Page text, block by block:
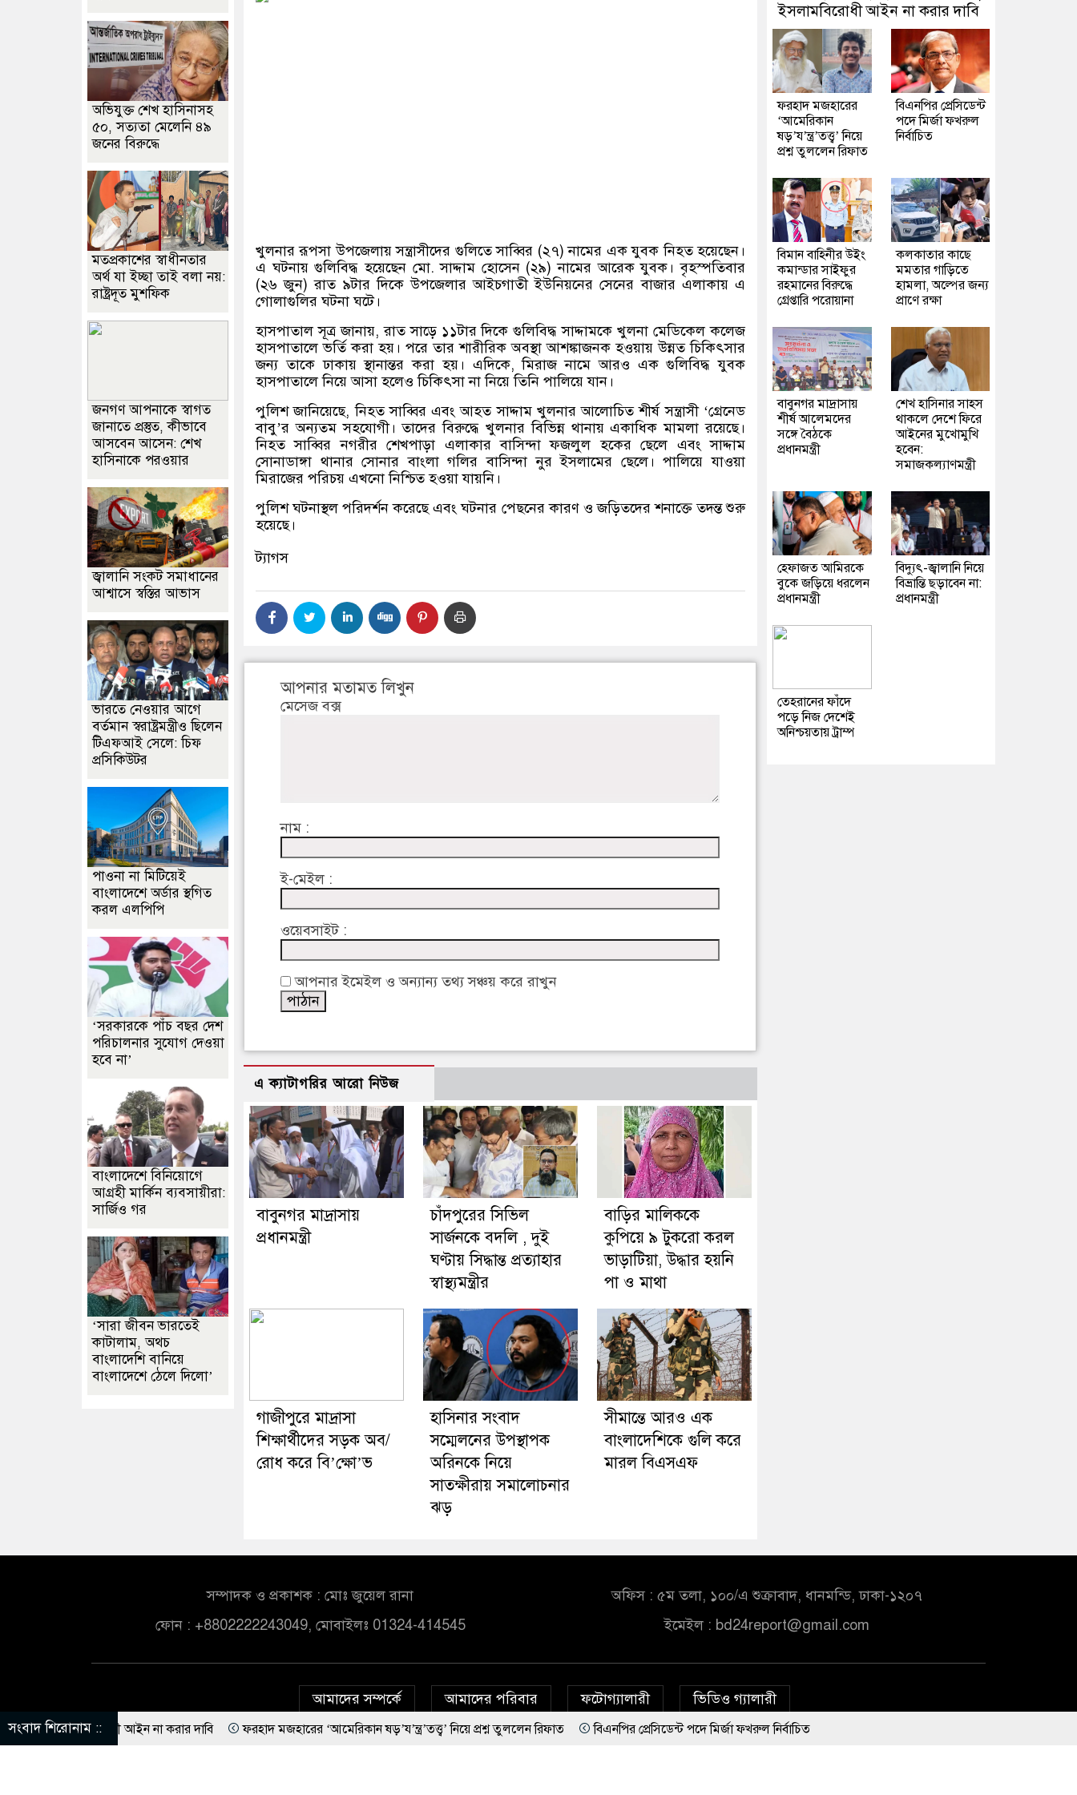
খুলনার রূপসা উপজেলায় সন্ত্রাসীদের গুলিতে সাব্বির (২৭) নামের এক যুবক নিহত হয়েছেন।
এ ঘটনায় গুলিবিদ্ধ হয়েছেন মো. সাদ্দাম হোসেন (২৯) নামের আরেক যুবক। বৃহস্পতিবার
(২৬ জুন) রাত ৯টার দিকে উপজেলার আইচগাতী ইউনিয়নের সেনের বাজার এলাকায় এ
গোলাগুলির ঘটনা ঘটে।
হাসপাতাল সূত্র জানায়, রাত সাড়ে ১১টার দিকে গুলিবিদ্ধ সাদ্দামকে খুলনা মেডিকেল কলেজ
হাসপাতালে ভর্তি করা হয়। পরে তার শারীরিক অবস্থা আশঙ্কাজনক হওয়ায় উন্নত চিকিৎসার
জন্য তাকে ঢাকায় স্থানান্তর করা হয়। এদিকে, মিরাজ নামে আরও এক গুলিবিদ্ধ যুবক
হাসপাতালে নিয়ে আসা হলেও চিকিৎসা না নিয়ে তিনি পালিয়ে যান।
পুলিশ জানিয়েছে, নিহত সাব্বির এবং আহত সাদ্দাম খুলনার আলোচিত শীর্ষ সন্ত্রাসী ‘গ্রেনেড
বাবু’র অন্যতম সহযোগী। তাদের বিরুদ্ধে খুলনার বিভিন্ন থানায় একাধিক মামলা রয়েছে।
নিহত সাব্বির নগরীর শেখপাড়া এলাকার বাসিন্দা ফজলুল হকের ছেলে এবং সাদ্দাম
সোনাডাঙ্গা থানার সোনার বাংলা গলির বাসিন্দা নুর ইসলামের ছেলে। পালিয়ে যাওয়া
মিরাজের পরিচয় এখনো নিশ্চিত হওয়া যায়নি।
পুলিশ ঘটনাস্থল পরিদর্শন করেছে এবং ঘটনার পেছনের কারণ ও জড়িতদের শনাক্তে তদন্ত শুরু
হয়েছে।
ট্যাগস
আপনার মতামত লিখুন
মেসেজ বক্স
নাম :
ই-মেইল :
ওয়েবসাইট :
আপনার ইমেইল ও অন্যান্য তথ্য সঞ্চয় করে রাখুন
এ ক্যাটাগরির আরো নিউজ
বাবুনগর মাদ্রাসায়
প্রধানমন্ত্রী
চাঁদপুরের সিভিল
সার্জনকে বদলি , দুই
ঘণ্টায় সিদ্ধান্ত প্রত্যাহার
স্বাস্থ্যমন্ত্রীর
বাড়ির মালিককে
কুপিয়ে ৯ টুকরো করল
ভাড়াটিয়া, উদ্ধার হয়নি
পা ও মাথা
গাজীপুরে মাদ্রাসা
শিক্ষার্থীদের সড়ক অব/
রোধ করে বি’ক্ষো’ভ
হাসিনার সংবাদ
সম্মেলনের উপস্থাপক
অরিনকে নিয়ে
সাতক্ষীরায় সমালোচনার
ঝড়
সীমান্তে আরও এক
বাংলাদেশিকে গুলি করে
মারল বিএসএফ
অভিযুক্ত শেখ হাসিনাসহ
৫০, সত্যতা মেলেনি ৪৯
জনের বিরুদ্ধে
মতপ্রকাশের স্বাধীনতার
অর্থ যা ইচ্ছা তাই বলা নয়:
রাষ্ট্রদূত মুশফিক
জনগণ আপনাকে স্বাগত
জানাতে প্রস্তুত, কীভাবে
আসবেন আসেন: শেখ
হাসিনাকে পরওয়ার
জ্বালানি সংকট সমাধানের
আশ্বাসে স্বস্তির আভাস
ভারতে নেওয়ার আগে
বর্তমান স্বরাষ্ট্রমন্ত্রীও ছিলেন
টিএফআই সেলে: চিফ
প্রসিকিউটর
পাওনা না মিটিয়েই
বাংলাদেশে অর্ডার স্থগিত
করল এলপিপি
‘সরকারকে পাঁচ বছর দেশ
পরিচালনার সুযোগ দেওয়া
হবে না’
বাংলাদেশে বিনিয়োগে
আগ্রহী মার্কিন ব্যবসায়ীরা:
সার্জিও গর
‘সারা জীবন ভারতেই
কাটালাম, অথচ
বাংলাদেশি বানিয়ে
বাংলাদেশে ঠেলে দিলো’
ইসলামবিরোধী আইন না করার দাবি
ফরহাদ মজহারের
‘আমেরিকান
ষড়’য’ন্ত্র’তত্ত্ব’ নিয়ে
প্রশ্ন তুললেন রিফাত
বিএনপির প্রেসিডেন্ট
পদে মির্জা ফখরুল
নির্বাচিত
বিমান বাহিনীর উইং
কমান্ডার সাইফুর
রহমানের বিরুদ্ধে
গ্রেপ্তারি পরোয়ানা
কলকাতার কাছে
মমতার গাড়িতে
হামলা, অল্পের জন্য
প্রাণে রক্ষা
বাবুনগর মাদ্রাসায়
শীর্ষ আলেমদের
সঙ্গে বৈঠকে
প্রধানমন্ত্রী
শেখ হাসিনার সাহস
থাকলে দেশে ফিরে
আইনের মুখোমুখি
হবেন:
সমাজকল্যাণমন্ত্রী
হেফাজত আমিরকে
বুকে জড়িয়ে ধরলেন
প্রধানমন্ত্রী
বিদ্যুৎ-জ্বালানি নিয়ে
বিভ্রান্তি ছড়াবেন না:
প্রধানমন্ত্রী
তেহরানের ফাঁদে
পড়ে নিজ দেশেই
অনিশ্চয়তায় ট্রাম্প
সম্পাদক ও প্রকাশক : মোঃ জুয়েল রানা
ফোন : +8802222243049, মোবাইলঃ 01324-414545
অফিস : ৫ম তলা, ১০০/এ শুক্রাবাদ, ধানমন্ডি, ঢাকা-১২০৭
ইমেইল : bd24report@gmail.com
আমাদের সম্পর্কে আমাদের পরিবার ফটোগ্যালারী ভিডিও গ্যালারী
সংবাদ শিরোনাম ::আইন না করার দাবি ফরহাদ মজহারের ‘আমেরিকান ষড়’য’ন্ত্র’তত্ত্ব’ নিয়ে প্রশ্ন তুললেন রিফাত বিএনপির প্রেসিডেন্ট পদে মির্জা ফখরুল নির্বাচিত